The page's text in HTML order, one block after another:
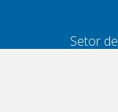
Setor